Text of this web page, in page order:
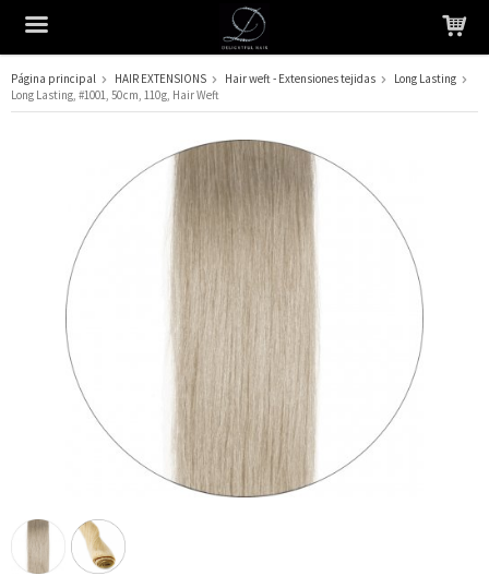
El producto ha sido añadido a su carrito
Página principal HAIR EXTENSIONS Hair weft - Extensiones tejidas
Long Lasting
Long Lasting, #1001, 50 cm, 110 g, Hair Weft